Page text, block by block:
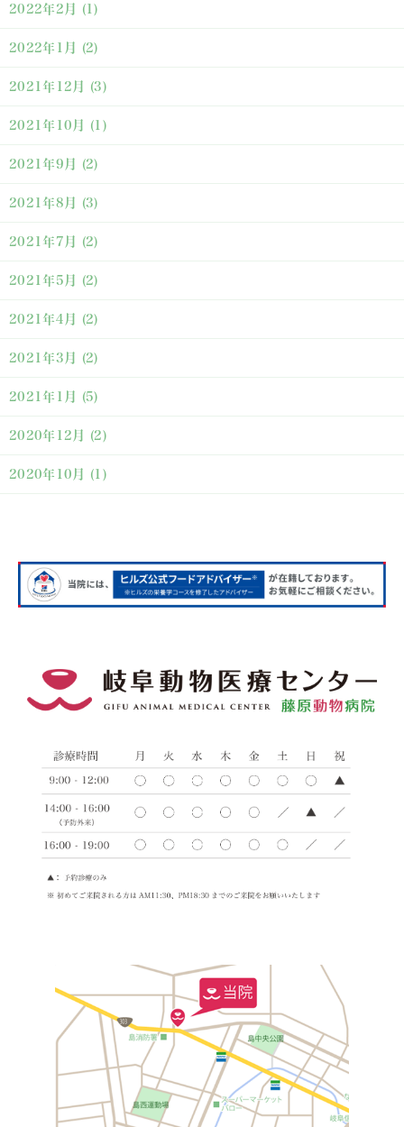
2022年2月 (1)
2022年1月 (2)
2021年12月 (3)
2021年10月 (1)
2021年9月 (2)
2021年8月 (3)
2021年7月 (2)
2021年5月 (2)
2021年4月 (2)
2021年3月 (2)
2021年1月 (5)
2020年12月 (2)
2020年10月 (1)